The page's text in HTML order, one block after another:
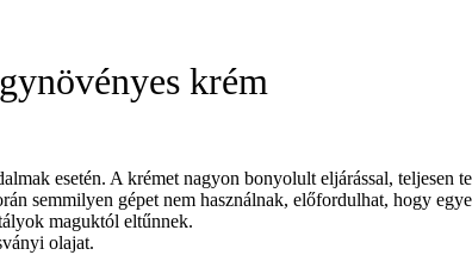
krém
esetén. A krémet nagyon bonyolult eljárással, teljesen
semmilyen gépet nem használnak, előfordulhat, hogy
maguktól eltűnnek.
olajat.